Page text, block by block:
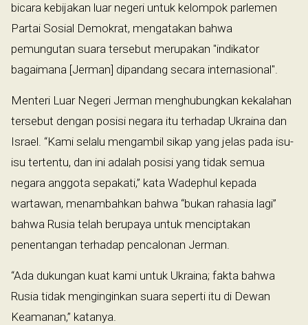
bicara kebijakan luar negeri untuk kelompok parlemen
Partai Sosial Demokrat, mengatakan bahwa
pemungutan suara tersebut merupakan "indikator
bagaimana [Jerman] dipandang secara internasional".
Menteri Luar Negeri Jerman menghubungkan kekalahan
tersebut dengan posisi negara itu terhadap Ukraina dan
Israel. “Kami selalu mengambil sikap yang jelas pada isu-
isu tertentu, dan ini adalah posisi yang tidak semua
negara anggota sepakati,” kata Wadephul kepada
wartawan, menambahkan bahwa “bukan rahasia lagi”
bahwa Rusia telah berupaya untuk menciptakan
penentangan terhadap pencalonan Jerman.
“Ada dukungan kuat kami untuk Ukraina; fakta bahwa
Rusia tidak menginginkan suara seperti itu di Dewan
Keamanan,” katanya.